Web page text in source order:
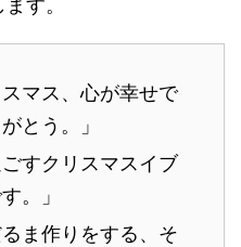
す。
マス、心が幸せで
とう。」
すクリスマスイブ
。」
ま作りをする、そ